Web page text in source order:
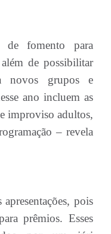
fomento para
além de possibilitar
novos grupos e
ano incluem as
improviso adultos,
– revela
pois
prêmios. Esses